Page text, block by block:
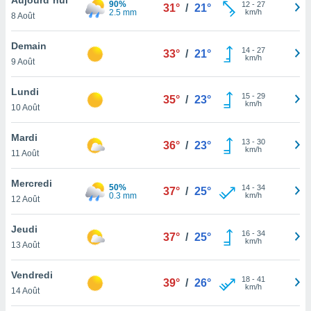
et
»,
au
vous
qu'ils
ou
le
ainsi
un
la
du
8 Août
90%
2.5 mm
31° / 21° 12- 27
km/h
Demain
9 Août
33° / 21° 14- 27
km/h
Lundi
10 Août
35° / 23° 15- 29
km/h
Mardi
11 Août
36° / 23° 13- 30
km/h
Mercredi
12 Août
50%
0.3 mm
37° / 25° 14- 34
km/h
Jeudi
13 Août
37° / 25° 16- 34
km/h
Vendredi
14 Août
39° / 26° 18- 41
km/h